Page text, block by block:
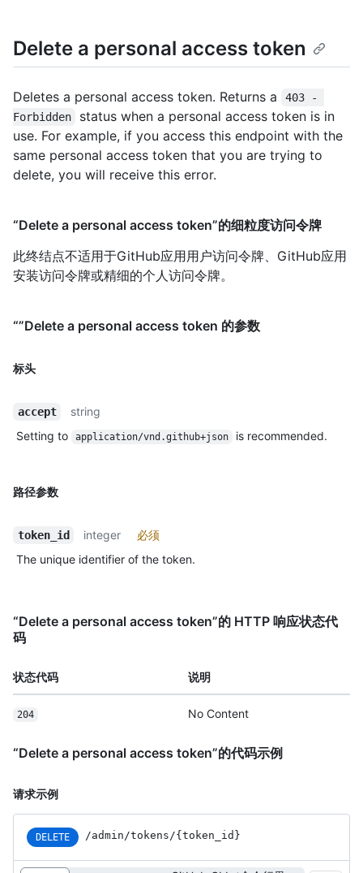
Delete a personal access token
Deletes a personal access token. Returns a
403 -
Forbidden
status when a personal access token is in
use. For example, if you access this endpoint with the
same personal access token that you are trying to
delete, you will receive this error.
“Delete a personal access token”的细粒度访问令牌
此终结点不适用于GitHub应用用户访问令牌、GitHub应用
安装访问令牌或精细的个人访问令牌。
“”Delete a personal access token 的参数
标头
accept
string
Setting to
application/vnd.github+json is recommended.
路径参数
token_id integer
必须
The unique identifier of the token.
“Delete a personal access token”的 HTTP 响应状态代
码
状态代码 说明
204 No Content
“Delete a personal access token”的代码示例
请求示例
DELETE /admin/tokens/{token_id}